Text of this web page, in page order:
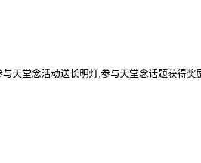
天堂念活动送长明灯,参与天堂念话题获得奖